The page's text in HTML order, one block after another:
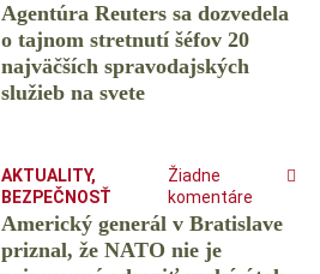
Agentúra Reuters sa dozvedela
o tajnom stretnutí šéfov 20
najväčších spravodajských
služieb na svete
AKTUALITY,
BEZPEČNOSŤ
Žiadne
komentáre
Americký generál v Bratislave
priznal, že NATO nie je